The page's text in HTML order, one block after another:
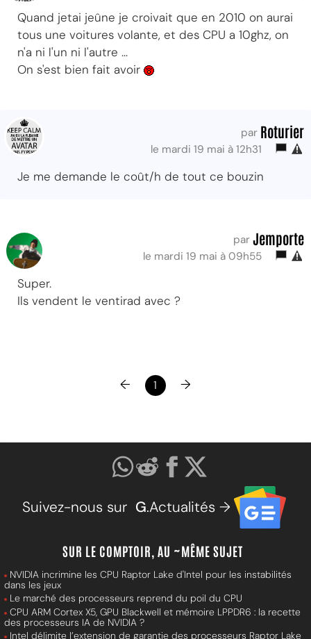
Quand jetai jeûne je croivait que en 2010 on aurai
tous une voitures volante, et des CPU a 10ghz, on
n'a ni l'un ni l'autre ...
On s'est bien fait avoir
par Roturier
le mardi 19 mai à 12h31
Je me demande le coût/h de tout ce bouzin
par Jemporte
le mardi 19 mai à 09h55
Super.
Ils vendent le ventirad avec ?
← 1 →
Suivez-nous sur G.Actualités →
SUR LE COMPTOIR, AU ~MÊME SUJET
NVIDIA incrimine les CPU Raptor Lake d'Intel pour les instabilités
dans les jeux
Le marché des processeurs reprend du poil du CPU
CPU ARM Cortex X5, GPU Blackwell et mémoire LPPDR6 : la recette
des processeurs IA de NVIDIA ?
Intel délimite l’extension de garantie des processeurs Raptor Lake